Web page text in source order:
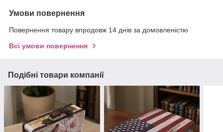
Умови повернення
Повернення товару впродовж 14 днів за домовленістю
Всі умови повернення
Подібні товари компанії